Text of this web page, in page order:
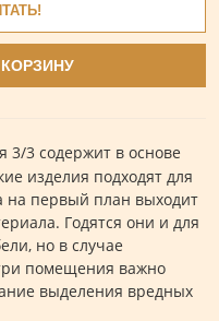
3/3 содержит в основе
изделия подходят для
на первый план выходит
Годятся они и для
но в случае
помещения важно
выделения вредных